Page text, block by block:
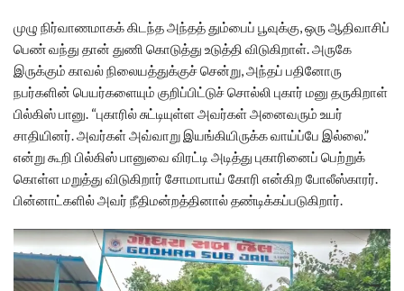
முழு நிர்வாணமாகக் கிடந்த அந்தத் தும்பைப் பூவுக்கு, ஒரு ஆதிவாசிப்
பெண் வந்து தான் துணி கொடுத்து உடுத்தி விடுகிறாள். அருகே
இருக்கும் காவல் நிலையத்துக்குச் சென்று, அந்தப் பதினோரு
நபர்களின் பெயர்களையும் குறிப்பிட்டுச் சொல்லி புகார் மனு தருகிறாள்
பில்கிஸ் பானு. “புகாரில் சுட்டியுள்ள அவர்கள் அனைவரும் உயர்
சாதியினர். அவர்கள் அவ்வாறு இயங்கியிருக்க வாய்ப்பே இல்லை.”
என்று கூறி பில்கிஸ் பானுவை விரட்டி அடித்து புகாரினைப் பெற்றுக்
கொள்ள மறுத்து விடுகிறார் சோமாபாய் கோரி என்கிற போலீஸ்காரர்.
பின்னாட்களில் அவர் நீதிமன்றத்தினால் தண்டிக்கப்படுகிறார்.